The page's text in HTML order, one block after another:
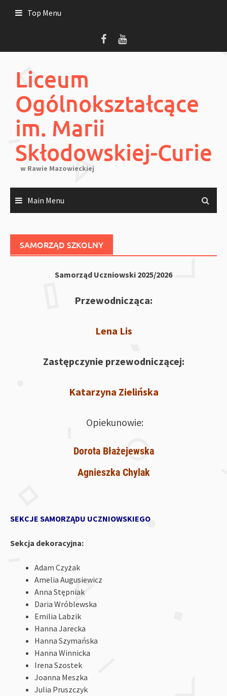
Top Menu
Liceum
Ogólnokształcące
im. Marii
Skłodowskiej-Curie
w Rawie Mazowieckiej
Main Menu
SAMORZĄD SZKOLNY
Samorząd Uczniowski 2025/2026
Przewodnicząca:
Lena Lis
Zastępczynie przewodniczącej:
Katarzyna Zielińska
Opiekunowie:
Dorota Błażejewska
Agnieszka Chylak
SEKCJE SAMORZĄDU UCZNIOWSKIEGO
Sekcja dekoracyjna:
Adam Czyżak
Amelia Augusiewicz
Anna Stępniak
Daria Wróblewska
Emilia Labzik
Hanna Jarecka
Hanna Szymańska
Hanna Winnicka
Irena Szostek
Joanna Meszka
Julia Pruszczyk